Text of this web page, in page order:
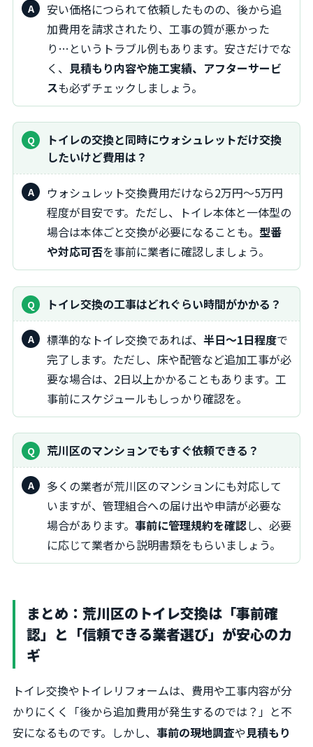
安い価格につられて依頼したものの、後から追
加費用を請求されたり、工事の質が悪かった
り…というトラブル例もあります。安さだけでな
く、 見積もり内容や施工実績、アフターサービ
スも必ずチェックしましょう。
トイレの交換と同時にウォシュレットだけ交換
したいけど費用は？
ウォシュレット交換費用だけなら2万円〜5万円
程度が目安です。ただし、トイレ本体と一体型の
場合は本体ごと交換が必要になることも。 型番
や対応可否を事前に業者に確認しましょう。
トイレ交換の工事はどれぐらい時間がかかる？
標準的なトイレ交換であれば、 半日〜1日程度で
完了します。ただし、床や配管など追加工事が必
要な場合は、2日以上かかることもあります。工
事前にスケジュールもしっかり確認を。
荒川区のマンションでもすぐ依頼できる？
多くの業者が荒川区のマンションにも対応して
いますが、管理組合への届け出や申請が必要な
場合があります。 事前に管理規約を確認し、必要
に応じて業者から説明書類をもらいましょう。
まとめ：荒川区のトイレ交換は「事前確
認」と「信頼できる業者選び」が安心のカ
ギ
トイレ交換やトイレリフォームは、費用や工事内容が分
かりにくく「後から追加費用が発生するのでは？」と不
安になるものです。しかし、 事前の現地調査や見積もり